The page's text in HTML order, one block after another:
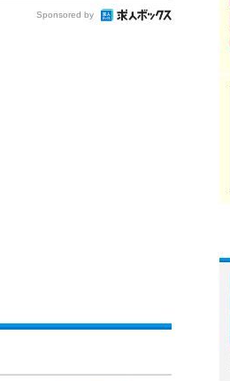
Sponsored by